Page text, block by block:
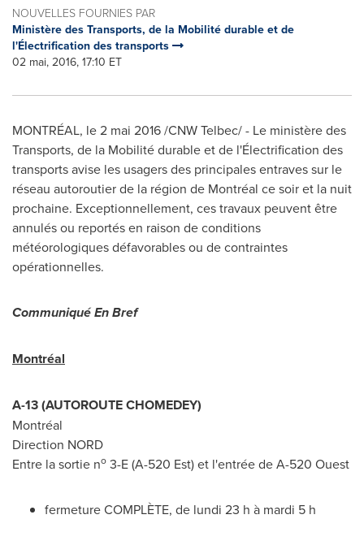
NOUVELLES FOURNIES PAR
Ministère des Transports, de la Mobilité durable et de
l'Électrification des transports
02 mai, 2016, 17:10 ET
MONTRÉAL, le 2 mai 2016 /CNW Telbec/ - Le ministère des
Transports, de la Mobilité durable et de l'Électrification des
transports avise les usagers des principales entraves sur le
réseau autoroutier de la région de Montréal ce soir et la nuit
prochaine. Exceptionnellement, ces travaux peuvent être
annulés ou reportés en raison de conditions
météorologiques défavorables ou de contraintes
opérationnelles.
Communiqué En Bref
Montréal
A-13 (AUTOROUTECHOMEDEY)
Montréal
Direction NORD
Entre la sortie no 3-E (A-520 Est) et l'entrée de A-520 Ouest
fermeture COMPLÈTE, de lundi 23 h à mardi 5 h